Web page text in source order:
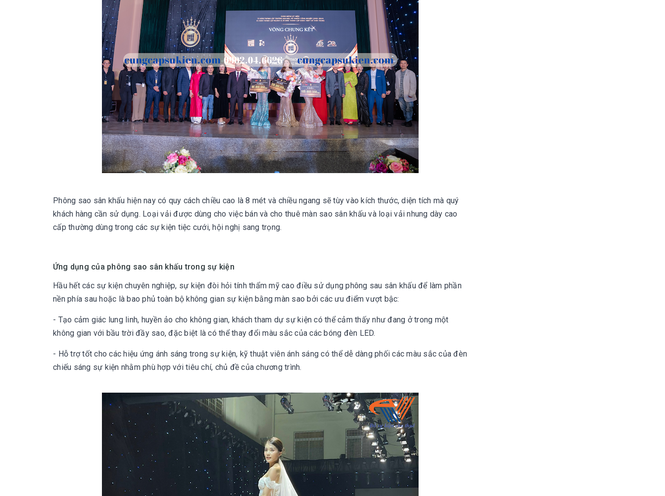
Phông sao sân khấu hiện nay có quy cách chiều cao là 8 mét và chiều ngang sẽ tùy vào kích thước, diện tích mà quý
khách hàng cần sử dụng. Loại vải được dùng cho việc bán và cho thuê màn sao sân khấu và loại vải nhung dày cao
cấp thường dùng trong các sự kiện tiệc cưới, hội nghị sang trọng.
Ứng dụng của phông sao sân khấu trong sự kiện
Hầu hết các sự kiện chuyên nghiệp, sự kiện đòi hỏi tính thẩm mỹ cao điều sử dụng phông sau sân khấu để làm phần
nền phía sau hoặc là bao phủ toàn bộ không gian sự kiện bằng màn sao bởi các ưu điểm vượt bậc:
- Tạo cảm giác lung linh, huyền ảo cho không gian, khách tham dự sự kiện có thể cảm thấy như đang ở trong một
không gian với bầu trời đầy sao, đặc biệt là có thể thay đổi màu sắc của các bóng đèn LED.
- Hỗ trợ tốt cho các hiệu ứng ánh sáng trong sự kiện, kỹ thuật viên ánh sáng có thể dễ dàng phối các màu sắc của đèn
chiếu sáng sự kiện nhằm phù hợp với tiêu chí, chủ đề của chương trình.